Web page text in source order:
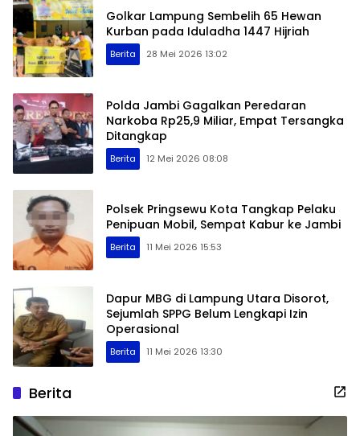
Golkar Lampung Sembelih 65 Hewan
Kurban pada Iduladha 1447 Hijriah
Berita 28 Mei 2026 13:02
Polda Jambi Gagalkan Peredaran
Narkoba Rp25,9 Miliar, Empat Tersangka
Ditangkap
Berita 12 Mei 2026 08:08
Polsek Pringsewu Kota Tangkap Pelaku
Penipuan Mobil, Sempat Kabur ke Jambi
Berita 11 Mei 2026 15:53
Dapur MBG di Lampung Utara Disorot,
Sejumlah SPPG Belum Lengkapi Izin
Operasional
Berita 11 Mei 2026 13:30
Berita